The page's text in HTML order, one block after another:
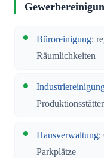
Büroreinigung:
Räumlichkeiten
Hausverwaltung:
Parkplätze